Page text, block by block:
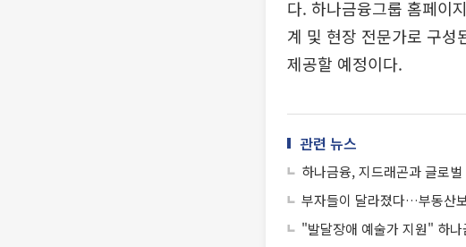
다. 하나금융그룹 홈페이
계 및 현장 전문가로 구성
제공할 예정이다.
관련 뉴스
하나금융, 지드래곤과 글로
부자들이 달라졌다…부동산
"발달장애 예술가 지원" 하